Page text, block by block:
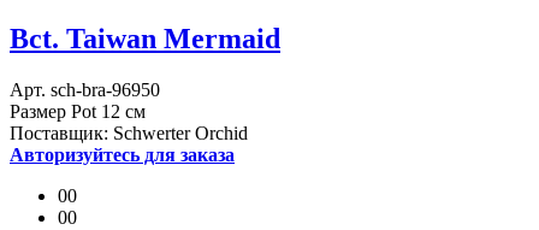
Bct. Taiwan Mermaid
Арт. sch-bra-96950
Размер Pot 12 см
Поставщик: Schwerter Orchid
Авторизуйтесь для заказа
00
00